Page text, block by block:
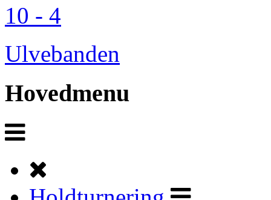
10 - 4
Ulvebanden
Hovedmenu